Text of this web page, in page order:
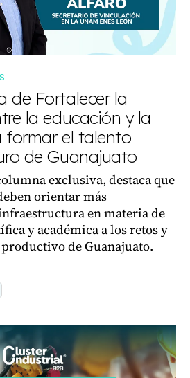
de Fortalecer la
la educación y la
el talento
de Guanajuato
exclusiva, destaca que
orientar más
en materia de
y académica a los retos y
de Guanajuato.